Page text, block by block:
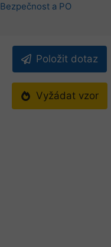
Bezpečnost a PO
Položit dotaz
Vyžádat vzor